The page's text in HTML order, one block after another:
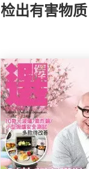
检出有害物质